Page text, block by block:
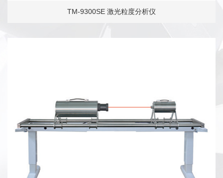
TM-9300SE 激光粒度分析仪